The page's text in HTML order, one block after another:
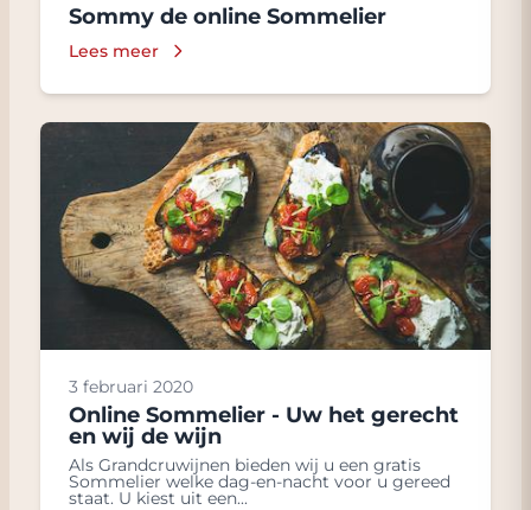
Sommy de online Sommelier
Lees meer
3 februari 2020
Online Sommelier - Uw het gerecht
en wij de wijn
Als Grandcruwijnen bieden wij u een gratis
Sommelier welke dag-en-nacht voor u gereed
staat. U kiest uit een...